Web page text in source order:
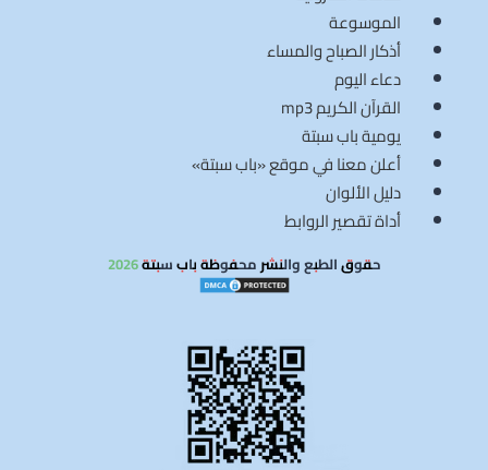
الموسوعة
أذكار الصباح والمساء
دعاء اليوم
القرآن الكريم mp3
يومية باب سبتة
أعلن معنا في موقع «باب سبتة»
دليل الألوان
أداة تقصير الروابط
حقوق الطبع والنشر محفوظة باب سبتة 2026